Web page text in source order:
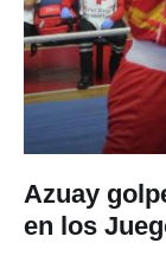
Azuay
en los